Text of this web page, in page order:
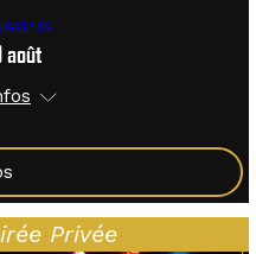
août
Privée